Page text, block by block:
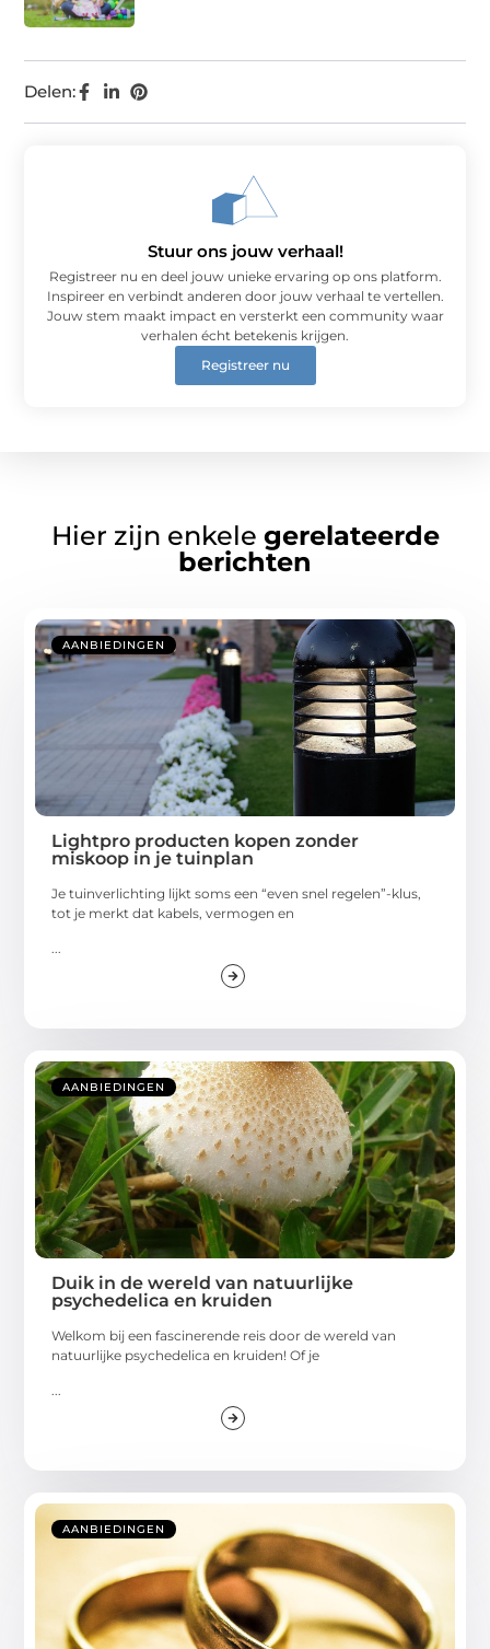
Delen:
Stuur ons jouw verhaal!
Registreer nu en deel jouw unieke ervaring op ons platform.
Inspireer en verbindt anderen door jouw verhaal te vertellen.
Jouw stem maakt impact en versterkt een community waar
verhalen écht betekenis krijgen.
Registreer nu
Hier zijn enkele gerelateerde
berichten
AANBIEDINGEN
Lightpro producten kopen zonder
miskoop in je tuinplan
Je tuinverlichting lijkt soms een “even snel regelen”-klus,
tot je merkt dat kabels, vermogen en
...
AANBIEDINGEN
Duik in de wereld van natuurlijke
psychedelica en kruiden
Welkom bij een fascinerende reis door de wereld van
natuurlijke psychedelica en kruiden! Of je
...
AANBIEDINGEN